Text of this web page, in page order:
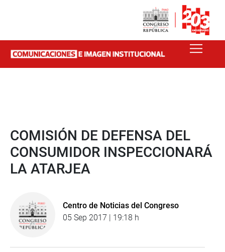
COMISIÓN DE DEFENSA DEL
CONSUMIDOR INSPECCIONARÁ
LA ATARJEA
Centro de Noticias del Congreso
05 Sep 2017 | 19:18 h